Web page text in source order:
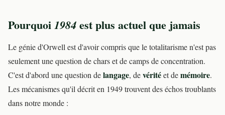
Pourquoi1984est plus actuel que jamais
Le génie d'Orwell est d'avoir compris que le totalitarisme n'est pas
seulement une question de chars et de camps de concentration.
C'est d'abord une question delangage, devéritéet demémoire.
Les mécanismes qu'il décrit en 1949 trouvent des échos troublants
dans notre monde :